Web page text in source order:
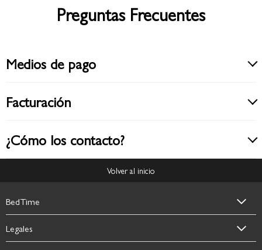
Preguntas Frecuentes
Medios de pago
Facturación
¿Cómo los contacto?
Volver al inicio
BedTime
Legales